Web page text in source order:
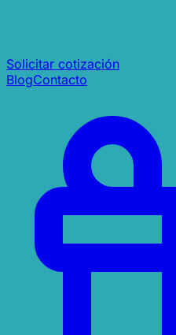
Solicitar cotización
BlogContacto